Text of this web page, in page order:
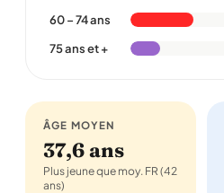
60 – 74 ans
75 ans et +
ÂGE MOYEN
37,6 ans
Plus jeune que moy. FR (42
ans)